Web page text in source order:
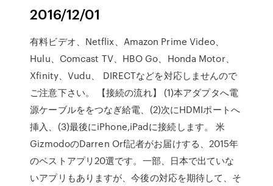
2016/12/01
有料ビデオ、Netflix、Amazon Prime Video、
Hulu、Comcast TV、HBO Go、Honda Motor、
Xfinity、Vudu、 DIRECTなどを対応しませんので
ご注意下さい。 【接続の流れ】 (1)本アダプタへ電
源ケーブルををつなぎ給電、(2)次にHDMIポートへ
挿入、(3)最後にiPhone,iPadに接続します。 米
GizmodoのDarren Orf記者がお届けする、2015年
のベストアプリ20選です。一部、日本で出ていな
いアプリもありますが、今後の対応を期待して、そ